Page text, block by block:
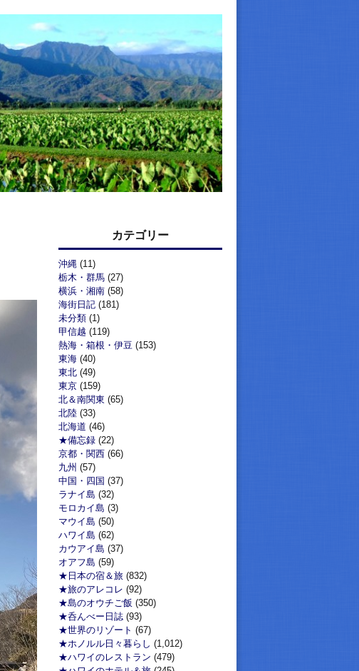
カテゴリー
沖縄 (11)
栃木・群馬 (27)
横浜・湘南 (58)
海街日記 (181)
未分類 (1)
甲信越 (119)
熱海・箱根・伊豆 (153)
東海 (40)
東北 (49)
東京 (159)
北＆南関東 (65)
北陸 (33)
北海道 (46)
★備忘録 (22)
京都・関西 (66)
九州 (57)
中国・四国 (37)
ラナイ島 (32)
モロカイ島 (3)
マウイ島 (50)
ハワイ島 (62)
カウアイ島 (37)
オアフ島 (59)
★日本の宿＆旅 (832)
★旅のアレコレ (92)
★島のオウチご飯 (350)
★呑んべー日誌 (93)
★世界のリゾート (67)
★ホノルル日々暮らし (1,012)
★ハワイのレストラン (479)